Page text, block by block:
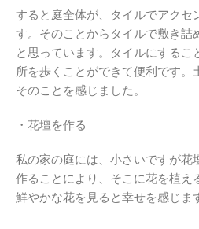
すると庭全体が、タイルでアクセ
す。そのことからタイルで敷き詰
と思っています。タイルにするこ
所を歩くことができて便利です。
そのことを感じました。
・花壇を作る
私の家の庭には、小さいですが花
作ることにより、そこに花を植え
鮮やかな花を見ると幸せを感じま